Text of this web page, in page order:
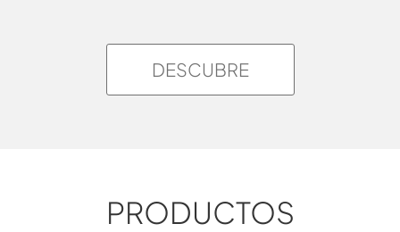
DESCUBRE
PRODUCTOS